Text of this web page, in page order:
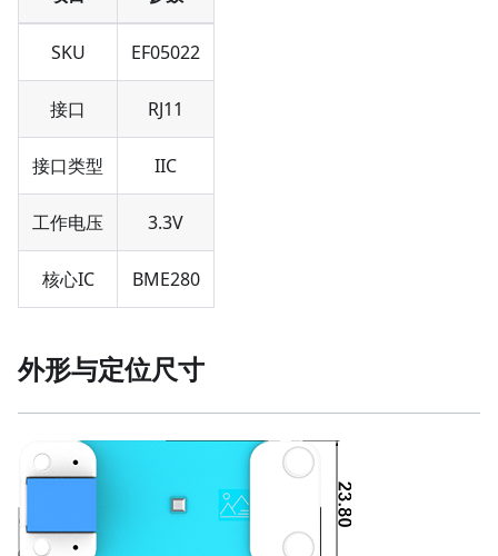
SKU EF05022
接口 RJ11
接口类型 IIC
工作电压 3.3V
核心IC BME280
外形与定位尺寸